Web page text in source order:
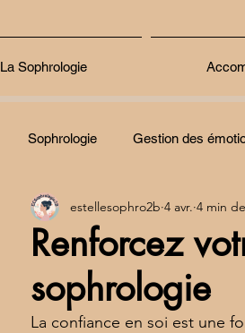
La Sophrologie
Sophrologie Gestion des
Renforcez
sophrologie
estellesophro2b 4 avr. 4 min
La confiance en soi est une